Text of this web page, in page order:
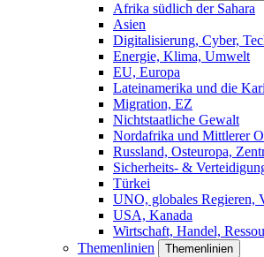
Afrika südlich der Sahara
Asien
Digitalisierung, Cyber,
Energie, Klima, Umwelt
EU, Europa
Lateinamerika und die
Migration, EZ
Nichtstaatliche Gewalt
Nordafrika und Mittlerer
Russland, Osteuropa,
Sicherheits- &
Türkei
UNO, globales Regieren,
USA, Kanada
Wirtschaft, Handel,
Themenlinien
Themenlinien